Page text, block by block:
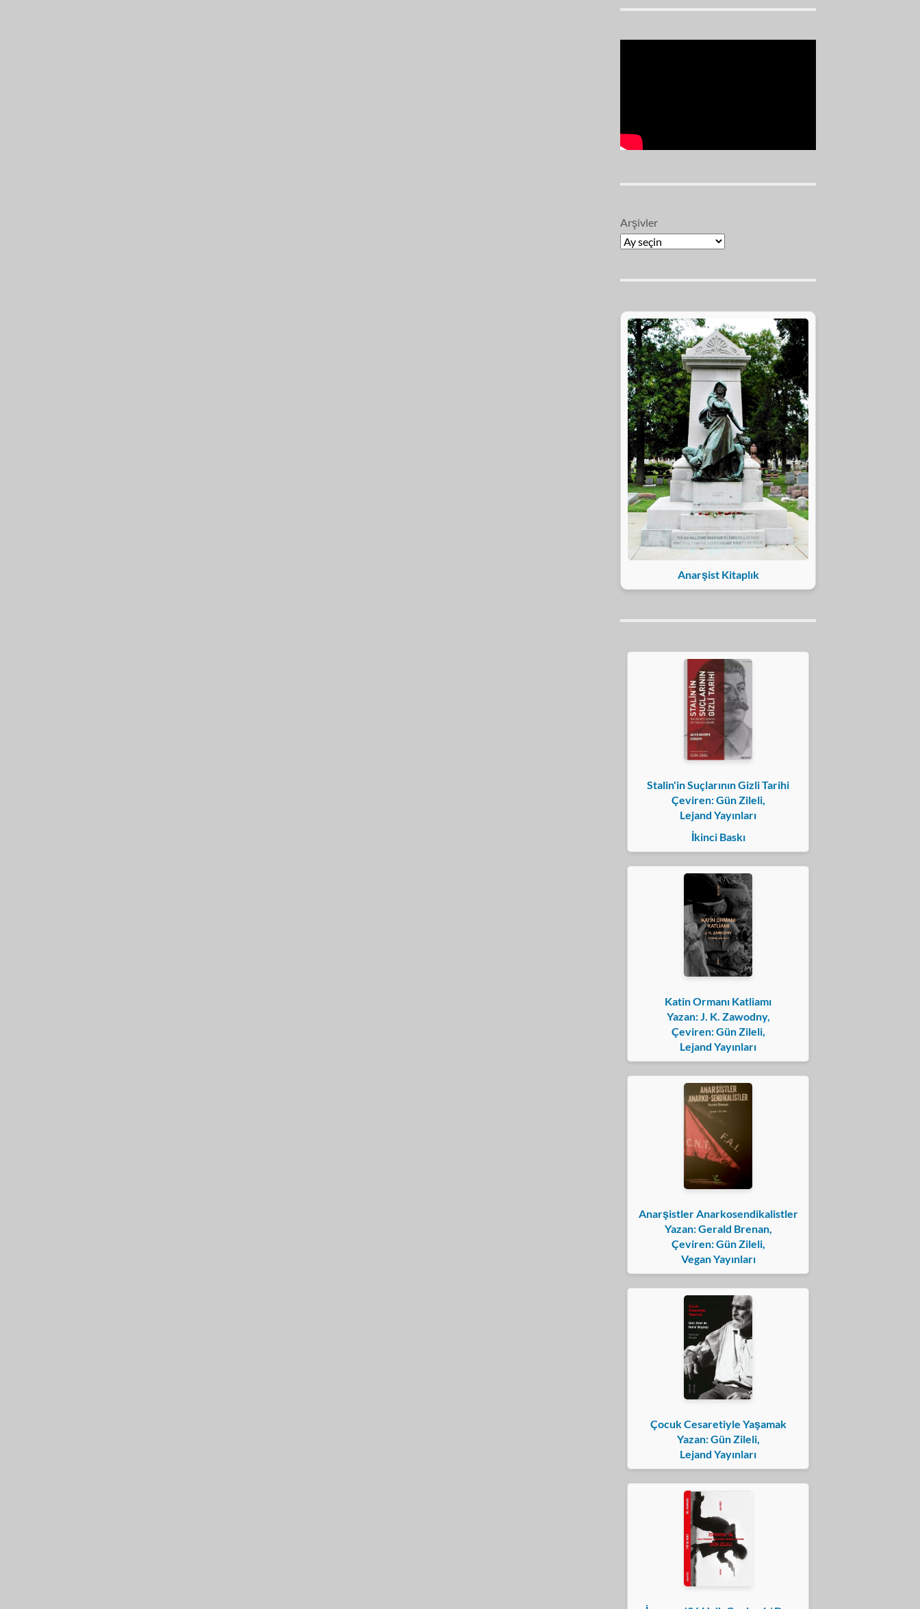
Arşivler
Anarşist Kitaplık
Stalin'in Suçlarının Gizli Tarihi
Çeviren: Gün Zileli,
Lejand Yayınları
İkinci Baskı
Katin Ormanı Katliamı
Yazan: J. K. Zawodny,
Çeviren: Gün Zileli,
Lejand Yayınları
Anarşistler Anarkosendikalistler
Yazan: Gerald Brenan,
Çeviren: Gün Zileli,
Vegan Yayınları
Çocuk Cesaretiyle Yaşamak
Yazan: Gün Zileli,
Lejand Yayınları